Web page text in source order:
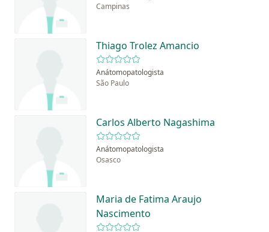
Campinas
Thiago Trolez Amancio
Anátomopatologista
São Paulo
Carlos Alberto Nagashima
Anátomopatologista
Osasco
Maria de Fatima Araujo
Nascimento